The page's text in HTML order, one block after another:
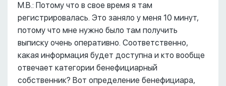
М.В.: Потому что в свое время я там
регистрировалась. Это заняло у меня 10 минут,
потому что мне нужно было там получить
выписку очень оперативно. Соответственно,
какая информация будет доступна и кто вообще
отвечает категории бенефициарный
собственник? Вот определение бенефициара,